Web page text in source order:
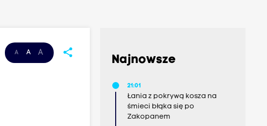
A A A share
Najnowsze
21:01
Łania z pokrywą kosza na
śmieci błąka się po
Zakopanem